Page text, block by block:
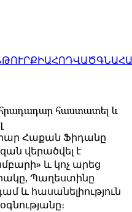
ԹՈՒՐՔԻԱՀՈԴՎԱԾ
հրադադար հաստատել և
Հաքան Ֆիդանը
վերածվել է
և կոչ արեց
Պաղեստինը
և հասանելիություն